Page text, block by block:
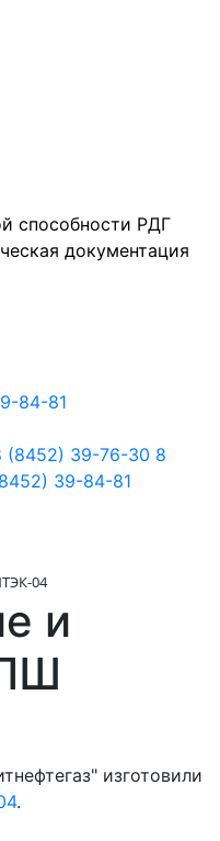
способности РДГ
документация
84-81
(8452) 39-76-30 8
39-84-81
04
и
изготовили
4.